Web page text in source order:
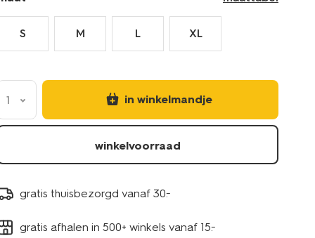
S M L XL
1 in winkelmandje
winkelvoorraad
gratis thuisbezorgd vanaf 30.-
gratis afhalen in 500+ winkels vanaf 15.-